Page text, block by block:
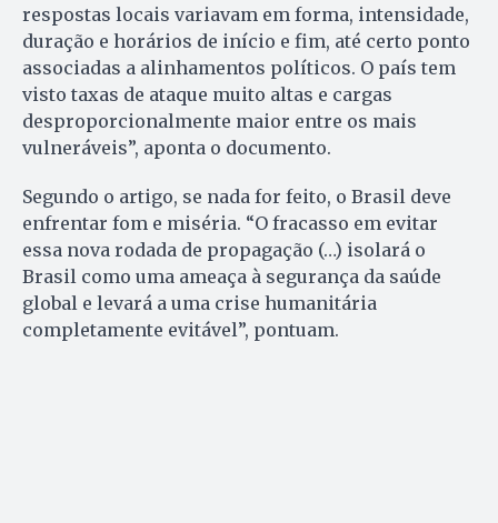
respostas locais variavam em forma, intensidade,
duração e horários de início e fim, até certo ponto
associadas a alinhamentos políticos. O país tem
visto taxas de ataque muito altas e cargas
desproporcionalmente maior entre os mais
vulneráveis”, aponta o documento.
Segundo o artigo, se nada for feito, o Brasil deve
enfrentar fom e miséria. “O fracasso em evitar
essa nova rodada de propagação (…) isolará o
Brasil como uma ameaça à segurança da saúde
global e levará a uma crise humanitária
completamente evitável”, pontuam.